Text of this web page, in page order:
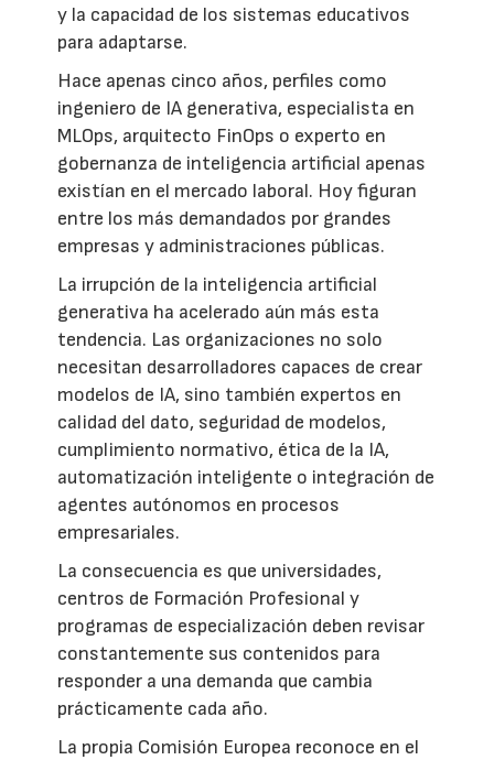
y la capacidad de los sistemas educativos
para adaptarse.
Hace apenas cinco años, perfiles como
ingeniero de IA generativa, especialista en
MLOps, arquitecto FinOps o experto en
gobernanza de inteligencia artificial apenas
existían en el mercado laboral. Hoy figuran
entre los más demandados por grandes
empresas y administraciones públicas.
La irrupción de la inteligencia artificial
generativa ha acelerado aún más esta
tendencia. Las organizaciones no solo
necesitan desarrolladores capaces de crear
modelos de IA, sino también expertos en
calidad del dato, seguridad de modelos,
cumplimiento normativo, ética de la IA,
automatización inteligente o integración de
agentes autónomos en procesos
empresariales.
La consecuencia es que universidades,
centros de Formación Profesional y
programas de especialización deben revisar
constantemente sus contenidos para
responder a una demanda que cambia
prácticamente cada año.
La propia Comisión Europea reconoce en el